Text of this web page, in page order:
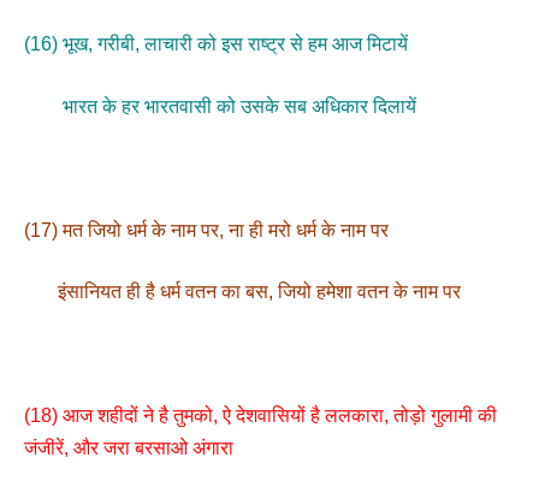
(16) भूख, गरीबी, लाचारी को इस राष्ट्र से हम आज मिटायें
भारत के हर भारतवासी को उसके सब अधिकार दिलायें
(17) मत जियो धर्म के नाम पर, ना ही मरो धर्म के नाम पर
इंसानियत ही है धर्म वतन का बस, जियो हमेशा वतन के नाम पर
(18) आज शहीदों ने है तुमको, ऐ देशवासियों है ललकारा, तोड़ो गुलामी की
जंजीरें, और जरा बरसाओ अंगारा